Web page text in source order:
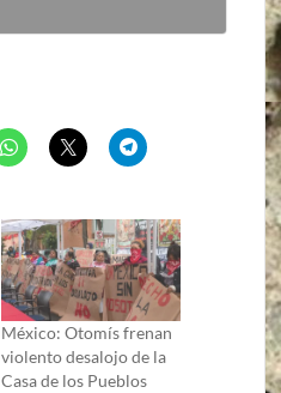
México: Otomís frenan
violento desalojo de la
Casa de los Pueblos